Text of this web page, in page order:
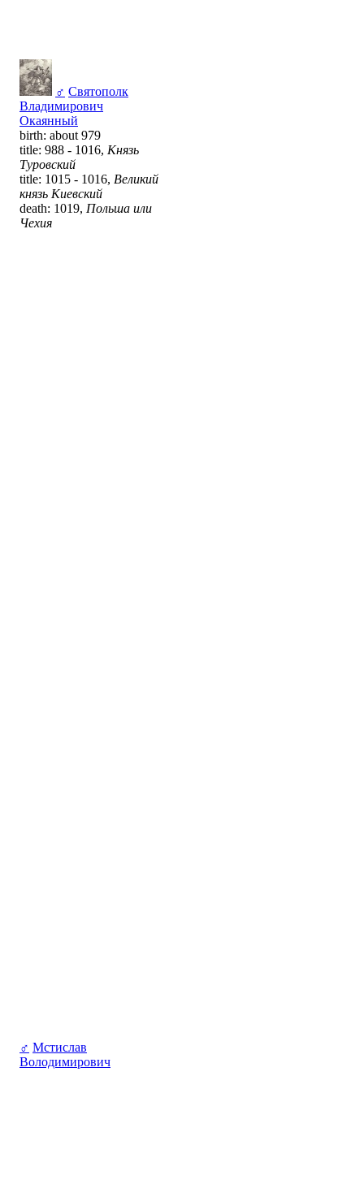
♂ Святополк
Владимирович
Окаянный
birth: about 979
title: 988 - 1016, Князь
Туровский
title: 1015 - 1016, Великий
князь Киевский
death: 1019, Польша или
Чехия
♂ Мстислав
Володимирович